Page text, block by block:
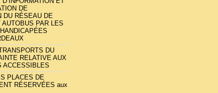
DE
DU RÉSEAU DE
PAR LES
DU
RELATIVE AUX
ACCESSIBLES
PLACES DE
RÉSERVÉES aux